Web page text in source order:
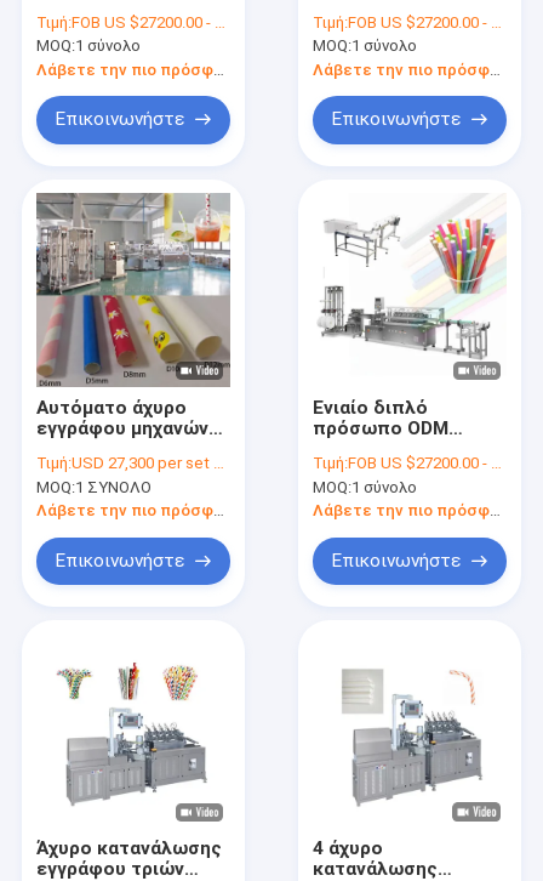
καθιστά τη μηχανή
αυτόματη
Τιμή:FOB US $27200.00 - 27300.00 / Set
MOQ:1 σύνολο
Λάβετε την πιο πρόσφατη τιμή
Επικοινωνήστε
κατασκευάζουν τη
μηχανή Dia 3.512MM
Τιμή:FOB US $27200.00 - 27300.00 / Set
MOQ:1 σύνολο
Επικοινωνήστε
Αυτόματο άχυρο
εγγράφου μηχανών
υψηλής
αποδοτικότητας
που κατασκευάζει
Τιμή:USD 27,300 per set FOB Ningbo (negotiable)
MOQ:1 ΣΥΝΟΛΟ
Λάβετε την πιο πρόσφατη τιμή
Επικοινωνήστε
Ενιαίο διπλό
πρόσωπο ODM
εγγράφου κόλλας
που κατασκευάζει
τη μηχανή Eco φιλικό
Τιμή:FOB US $27200.00 - 27300.00 / Set
MOQ:1 σύνολο
Επικοινωνήστε
Άχυρο κατανάλωσης
εγγράφου τριών
4 άχυρο
κατανάλωσης